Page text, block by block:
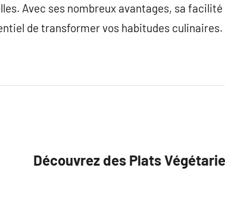
Avec ses nombreux avantages, sa facilité
de transformer vos habitudes culinaires.
Découvrez des Plats